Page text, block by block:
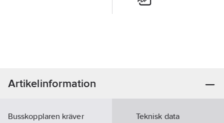
Artikelinformation
Busskopplaren kräver
Teknisk data